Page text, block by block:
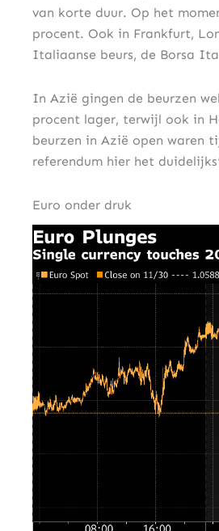
van korte duur. Op het
procent. Ook in Frankfurt,
Italiaanse beurs, de Borsa
In Azië gingen de beurzen
procent lager, terwijl ook in
beurzen in Azië open waren
referendum hier het
Euro onder druk